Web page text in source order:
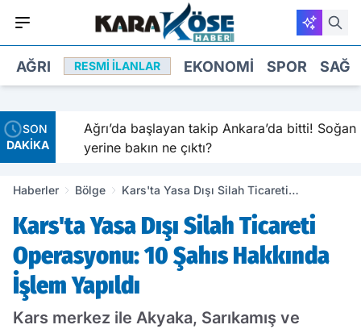
AĞRI RESMI İLANLAR EKONOMI SPOR
SON
DAKİKA
Ağrı’da başlayan takip Ankara’da bitti! Soğan
yerine bakın ne çıktı?
Haberler Bölge
Kars'ta Yasa Dışı Silah Ticareti
Yapıldı
Kars'ta Yasa Dışı Silah Ticareti
Operasyonu: 10 Şahıs Hakkında
İşlem Yapıldı
Kars merkez ile Akyaka, Sarıkamış ve